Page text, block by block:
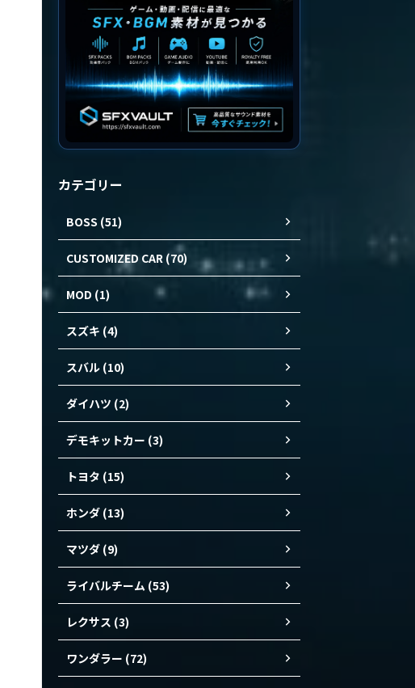
カテゴリー
BOSS (51)
CUSTOMIZED CAR (70)
MOD (1)
スズキ (4)
スバル (10)
ダイハツ (2)
デモキットカー (3)
トヨタ (15)
ホンダ (13)
マツダ (9)
ライバルチーム (53)
レクサス (3)
ワンダラー (72)